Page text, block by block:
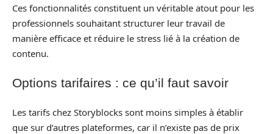
Ces fonctionnalités constituent un véritable atout pour les
professionnels souhaitant structurer leur travail de
manière efficace et réduire le stress lié à la création de
contenu.
Options tarifaires : ce qu’il faut savoir
Les tarifs chez Storyblocks sont moins simples à établir
que sur d’autres plateformes, car il n’existe pas de prix